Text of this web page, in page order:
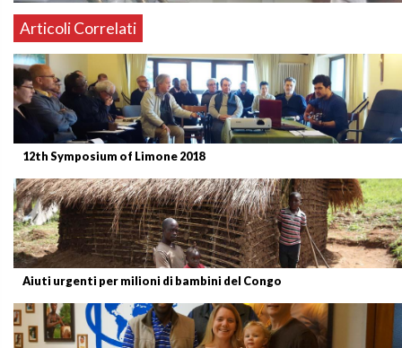
Articoli Correlati
12th Symposium of Limone 2018
Aiuti urgenti per milioni di bambini del Congo